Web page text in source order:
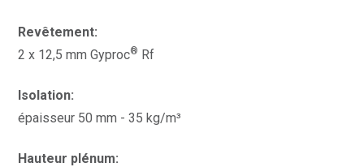
Revêtement:
2 x 12,5 mm Gyproc® Rf
Isolation:
épaisseur 50 mm - 35 kg/m³
Hauteur plénum: